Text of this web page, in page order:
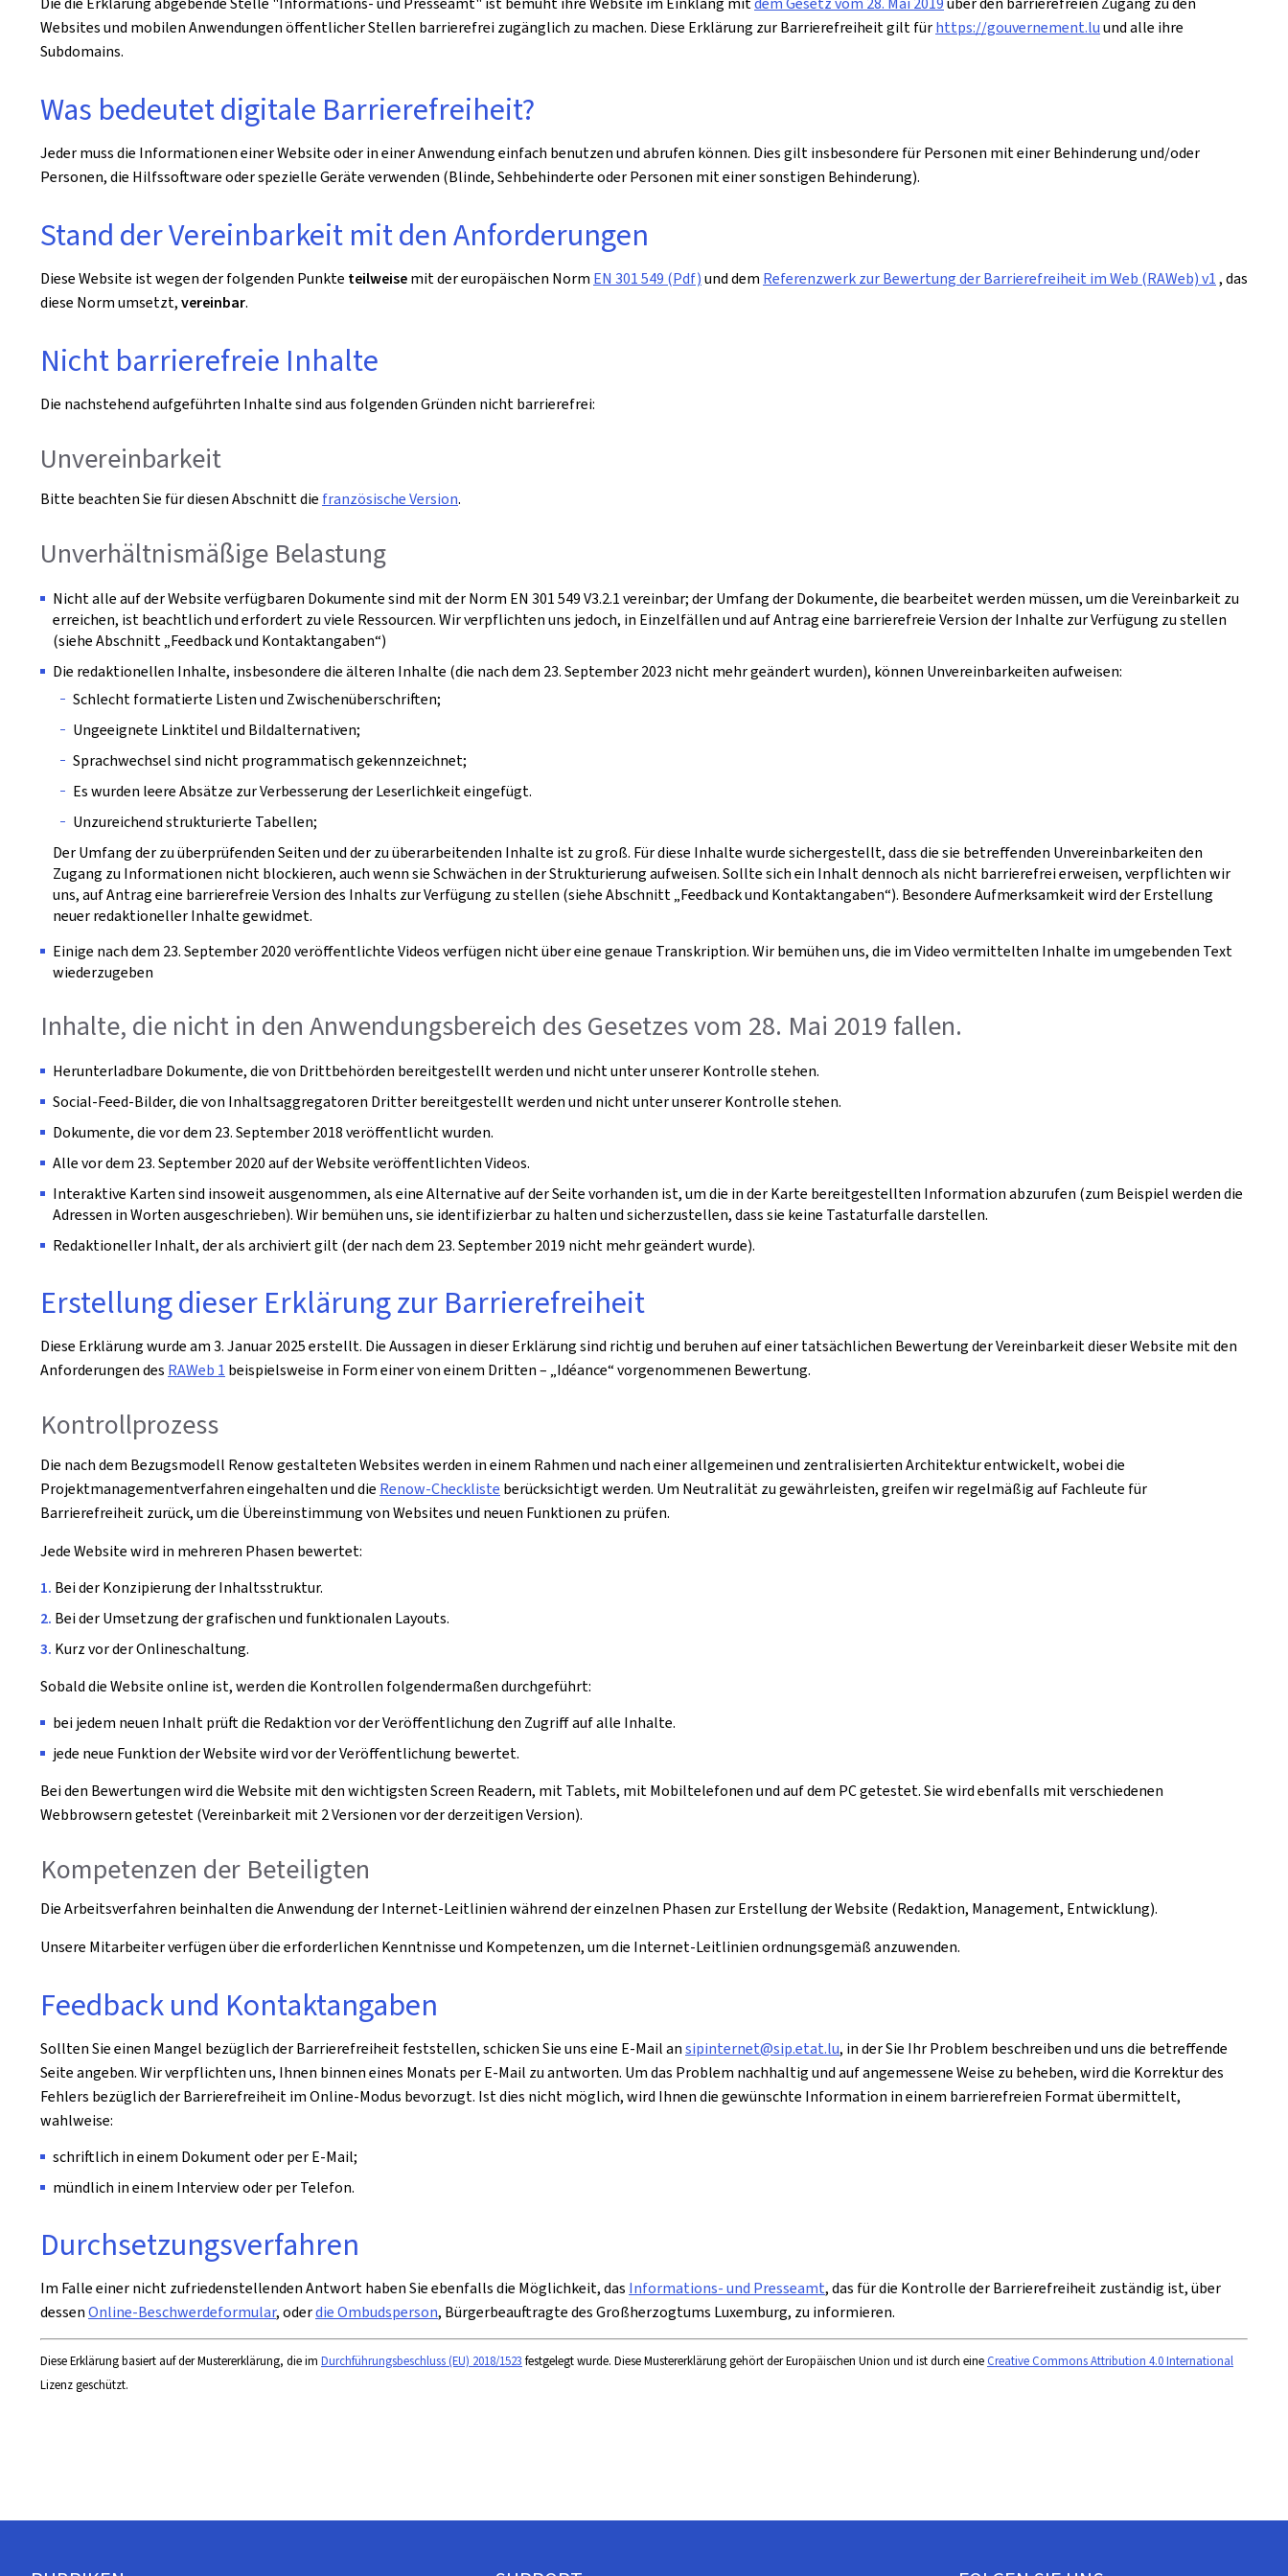
Websites und mobilen Anwendungen öffentlicher Stellen barrierefrei zugänglich zu machen. Diese Erklärung zur Barrierefreiheit gilt fürhttps://gouvernement.luund alle ihre
Subdomains.
Was bedeutet digitale Barrierefreiheit?
Jeder muss die Informationen einer Website oder in einer Anwendung einfach benutzen und abrufen können. Dies gilt insbesondere für Personen mit einer Behinderung und/oder
Personen, die Hilfssoftware oder spezielle Geräte verwenden (Blinde, Sehbehinderte oder Personen mit einer sonstigen Behinderung).
Stand der Vereinbarkeit mit den Anforderungen
Diese Website ist wegen der folgenden Punkte teilweisemit der europäischen Norm EN 301 549 (Pdf)und dem Referenzwerk zur Bewertung der Barrierefreiheit im Web (RAWeb) v1, das
diese Norm umsetzt,vereinbar.
Nicht barrierefreie Inhalte
Die nachstehend aufgeführten Inhalte sind aus folgenden Gründen nicht barrierefrei:
Unvereinbarkeit
Bitte beachten Sie für diesen Abschnitt die französische Version.
Unverhältnismäßige Belastung
Nicht alle auf der Website verfügbaren Dokumente sind mit der Norm EN 301 549 V3.2.1 vereinbar; der Umfang der Dokumente, die bearbeitet werden müssen, um die Vereinbarkeit zu
erreichen, ist beachtlich und erfordert zu viele Ressourcen. Wir verpflichten uns jedoch, in Einzelfällen und auf Antrag eine barrierefreie Version der Inhalte zur Verfügung zu stellen
(siehe Abschnitt „Feedback und Kontaktangaben“)
Die redaktionellen Inhalte, insbesondere die älteren Inhalte (die nach dem 23. September 2023 nicht mehr geändert wurden), können Unvereinbarkeiten aufweisen:
Schlecht formatierte Listen und Zwischenüberschriften;
Ungeeignete Linktitel und Bildalternativen;
Sprachwechsel sind nicht programmatisch gekennzeichnet;
Es wurden leere Absätze zur Verbesserung der Leserlichkeit eingefügt.
Unzureichend strukturierte Tabellen;
Der Umfang der zu überprüfenden Seiten und der zu überarbeitenden Inhalte ist zu groß. Für diese Inhalte wurde sichergestellt, dass die sie betreffenden Unvereinbarkeiten den
Zugang zu Informationen nicht blockieren, auch wenn sie Schwächen in der Strukturierung aufweisen. Sollte sich ein Inhalt dennoch als nicht barrierefrei erweisen, verpflichten wir
uns, auf Antrag eine barrierefreie Version des Inhalts zur Verfügung zu stellen (siehe Abschnitt „Feedback und Kontaktangaben“). Besondere Aufmerksamkeit wird der Erstellung
neuer redaktioneller Inhalte gewidmet.
Einige nach dem 23. September 2020 veröffentlichte Videos verfügen nicht über eine genaue Transkription. Wir bemühen uns, die im Video vermittelten Inhalte im umgebenden Text
wiederzugeben
Inhalte, die nicht in den Anwendungsbereich des Gesetzes vom 28. Mai 2019 fallen.
Herunterladbare Dokumente, die von Drittbehörden bereitgestellt werden und nicht unter unserer Kontrolle stehen.
Social-Feed-Bilder, die von Inhaltsaggregatoren Dritter bereitgestellt werden und nicht unter unserer Kontrolle stehen.
Dokumente, die vor dem 23. September 2018 veröffentlicht wurden.
Alle vor dem 23. September 2020 auf der Website veröffentlichten Videos.
Interaktive Karten sind insoweit ausgenommen, als eine Alternative auf der Seite vorhanden ist, um die in der Karte bereitgestellten Information abzurufen (zum Beispiel werden die
Adressen in Worten ausgeschrieben). Wir bemühen uns, sie identifizierbar zu halten und sicherzustellen, dass sie keine Tastaturfalle darstellen.
Redaktioneller Inhalt, der als archiviert gilt (der nach dem 23. September 2019 nicht mehr geändert wurde).
Erstellung dieser Erklärung zur Barrierefreiheit
Diese Erklärung wurde am3. Januar 2025erstellt. Die Aussagen in dieser Erklärung sind richtig und beruhen auf einer tatsächlichen Bewertung der Vereinbarkeit dieser Website mit den
Anforderungen des RAWeb 1 beispielsweise in Form einer von einem Dritten – „Idéance“ vorgenommenen Bewertung.
Kontrollprozess
Die nach dem Bezugsmodell Renow gestalteten Websites werden in einem Rahmen und nach einer allgemeinen und zentralisierten Architektur entwickelt, wobei die
Projektmanagementverfahren eingehalten und die Renow-Checkliste berücksichtigt werden. Um Neutralität zu gewährleisten, greifen wir regelmäßig auf Fachleute für
Barrierefreiheit zurück, um die Übereinstimmung von Websites und neuen Funktionen zu prüfen.
Jede Website wird in mehreren Phasen bewertet:
Bei der Konzipierung der Inhaltsstruktur.
Bei der Umsetzung der grafischen und funktionalen Layouts.
Kurz vor der Onlineschaltung.
Sobald die Website online ist, werden die Kontrollen folgendermaßen durchgeführt:
bei jedem neuen Inhalt prüft die Redaktion vor der Veröffentlichung den Zugriff auf alle Inhalte.
jede neue Funktion der Website wird vor der Veröffentlichung bewertet.
Bei den Bewertungen wird die Website mit den wichtigsten Screen Readern, mit Tablets, mit Mobiltelefonen und auf dem PC getestet. Sie wird ebenfalls mit verschiedenen
Webbrowsern getestet (Vereinbarkeit mit 2 Versionen vor der derzeitigen Version).
Kompetenzen der Beteiligten
Die Arbeitsverfahren beinhalten die Anwendung der Internet-Leitlinien während der einzelnen Phasen zur Erstellung der Website (Redaktion, Management, Entwicklung).
Unsere Mitarbeiter verfügen über die erforderlichen Kenntnisse und Kompetenzen, um die Internet-Leitlinien ordnungsgemäß anzuwenden.
Feedback und Kontaktangaben
Sollten Sie einen Mangel bezüglich der Barrierefreiheit feststellen, schicken Sie uns eine E-Mail ansipinternet@sip.etat.lu, in der Sie Ihr Problem beschreiben und uns die betreffende
Seite angeben. Wir verpflichten uns, Ihnen binnen eines Monats per E-Mail zu antworten. Um das Problem nachhaltig und auf angemessene Weise zu beheben, wird die Korrektur des
Fehlers bezüglich der Barrierefreiheit im Online-Modus bevorzugt. Ist dies nicht möglich, wird Ihnen die gewünschte Information in einem barrierefreien Format übermittelt,
wahlweise:
schriftlich in einem Dokument oder per E-Mail;
mündlich in einem Interview oder per Telefon.
Durchsetzungsverfahren
Im Falle einer nicht zufriedenstellenden Antwort haben Sie ebenfalls die Möglichkeit, das Informations- und Presseamt, das für die Kontrolle der Barrierefreiheit zuständig ist, über
dessenOnline-Beschwerdeformular, oderdie Ombudsperson, Bürgerbeauftragte des Großherzogtums Luxemburg, zu informieren.
Diese Erklärung basiert auf der Mustererklärung, die im Durchführungsbeschluss (EU) 2018/1523 festgelegt wurde. Diese Mustererklärung gehört der Europäischen Union und ist durch eineCreative Commons Attribution 4.0 International
Lizenz geschützt.